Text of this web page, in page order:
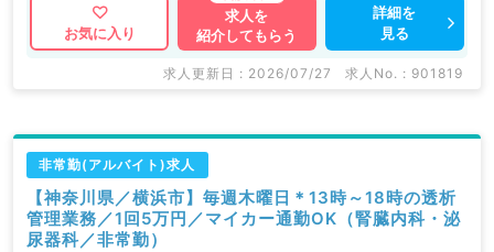
お気に入り
求人を
紹介してもらう
詳細を
見る
求人更新日 : 2026/07/27 求人No. : 901819
非常勤(アルバイト)求人
【神奈川県／横浜市】毎週木曜日＊13時～18時の透析
管理業務／1回5万円／マイカー通勤OK（腎臓内科・泌
尿器科／非常勤）